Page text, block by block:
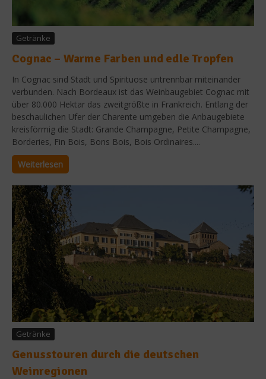
Getränke
Cognac – Warme Farben und edle Tropfen
In Cognac sind Stadt und Spirituose untrennbar miteinander
verbunden. Nach Bordeaux ist das Weinbaugebiet Cognac mit
über 80.000 Hektar das zweitgrößte in Frankreich. Entlang der
beschaulichen Ufer der Charente umgeben die Anbaugebiete
kreisförmig die Stadt: Grande Champagne, Petite Champagne,
Borderies, Fin Bois, Bons Bois, Bois Ordinaires....
Weiterlesen
Getränke
Genusstouren durch die deutschen
Weinregionen